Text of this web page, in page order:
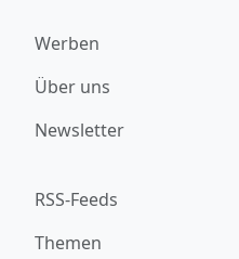
Werben
Über uns
Newsletter
RSS-Feeds
Themen